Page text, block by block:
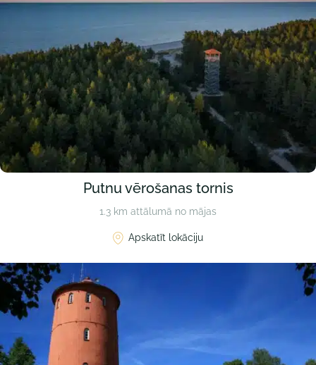
Putnu vērošanas tornis
1.3 km attālumā no mājas
Apskatīt lokāciju